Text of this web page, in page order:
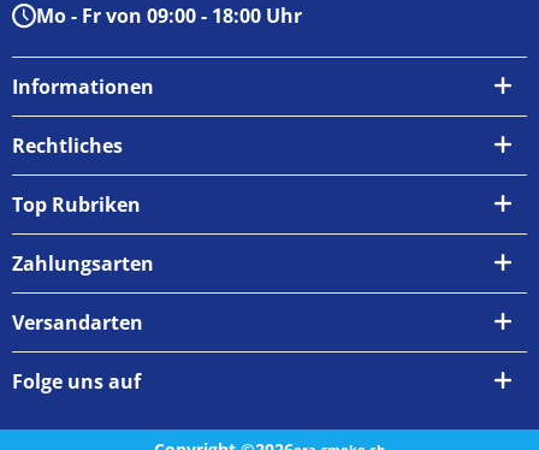
Mo - Fr von 09:00 - 18:00 Uhr
Informationen
Über uns
Zahlungsarten
Versand & Abholung
Newsletter
Rückgabe & Umtausch
Rechtliches
AGB
Widerrufsrecht
Top Rubriken
Zahlungsarten
Versandarten
Folge uns auf